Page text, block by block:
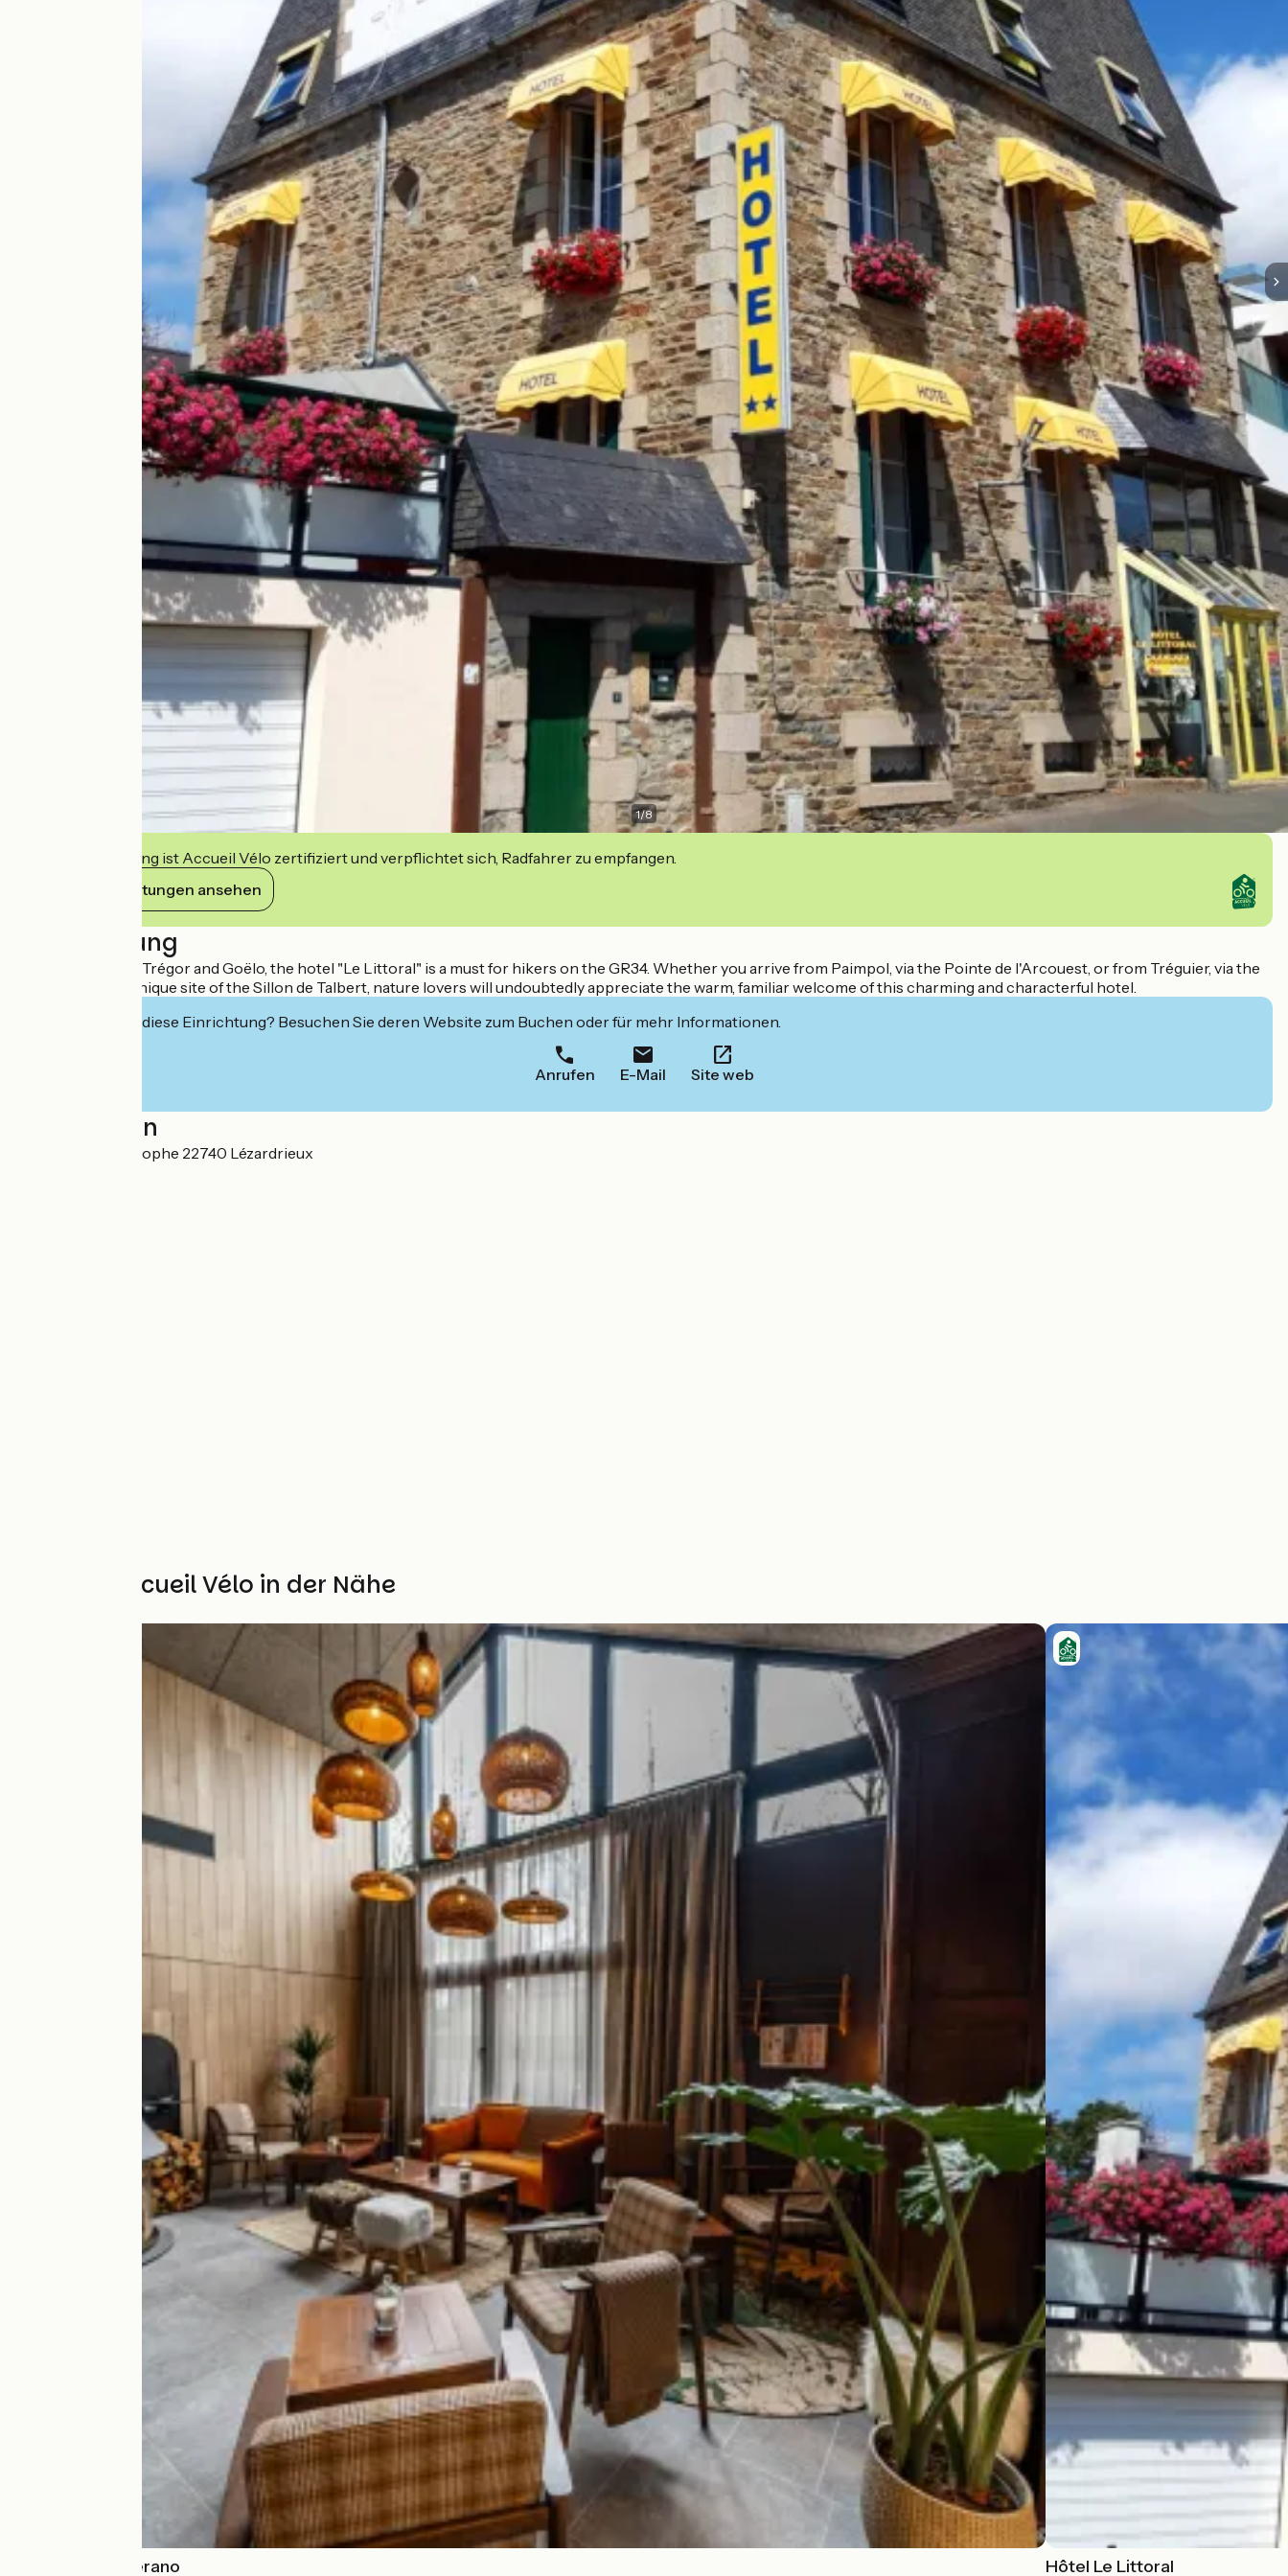
1/8
Diese Einrichtung ist Accueil Vélo zertifiziert und verpflichtet sich, Radfahrer zu empfangen.
Ihre Verpflichtungen ansehen
Beschreibung
Situated between Trégor and Goëlo, the hotel "Le Littoral" is a must for hikers on the GR34. Whether you arrive from Paimpol, via the Pointe de l'Arcouest, or from Tréguier, via the
exceptional and unique site of the Sillon de Talbert, nature lovers will undoubtedly appreciate the warm, familiar welcome of this charming and characterful hotel.
Interessiert Sie diese Einrichtung? Besuchen Sie deren Website zum Buchen oder für mehr Informationen.
Anrufen E-Mail Site web
Localisation
8 rue Saint-Christophe 22740 Lézardrieux
Weitere Accueil Vélo in der Nähe
Les Hauts de Kerano Hôtel Le Littoral